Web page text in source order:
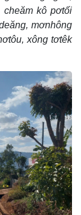
kô pơtối
mơnhông
xông tơtêk